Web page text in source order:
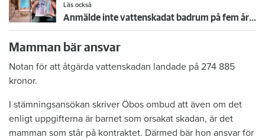
Läs också
Anmälde inte vattenskadat badrum på fem år – krävs på 125 000 kronor
Mamman bär ansvar
Notan för att åtgärda vattenskadan landade på 274 885
kronor.
I stämningsansökan skriver Öbos ombud att även om det
enligt uppgifterna är barnet som orsakat skadan, är det
mamman som står på kontraktet. Därmed bär hon ansvar för